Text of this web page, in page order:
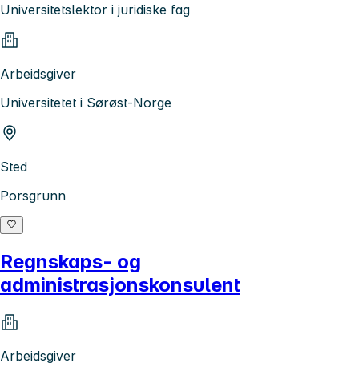
Universitetslektor i juridiske fag
Arbeidsgiver
Universitetet i Sørøst-Norge
Sted
Porsgrunn
Regnskaps- og
administrasjonskonsulent
Arbeidsgiver